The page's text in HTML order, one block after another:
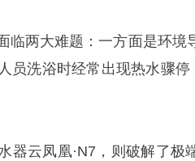
临两大难题：一方面是环境
员洗浴时经常出现热水骤停
器云凤凰·N7，则破解了极